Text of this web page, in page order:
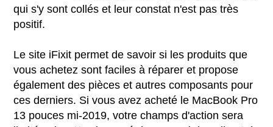
qui s'y sont collés et leur constat n'est pas très
positif.
Le site iFixit permet de savoir si les produits que
vous achetez sont faciles à réparer et propose
également des pièces et autres composants pour
ces derniers. Si vous avez acheté le MacBook Pro
13 pouces mi-2019, votre champs d'action sera